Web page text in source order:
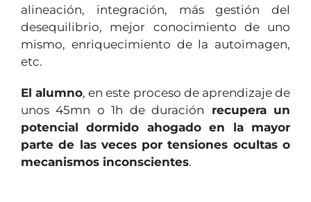
alineación, integración, más gestión del
desequilibrio, mejor conocimiento de uno
mismo, enriquecimiento de la autoimagen,
etc.
El alumno, en este proceso de aprendizaje de
unos 45mn o 1h de duración recupera un
potencial dormido ahogado en la mayor
parte de las veces por tensiones ocultas o
mecanismos inconscientes.